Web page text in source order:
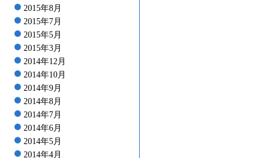
2015年8月
2015年7月
2015年5月
2015年3月
2014年12月
2014年10月
2014年9月
2014年8月
2014年7月
2014年6月
2014年5月
2014年4月